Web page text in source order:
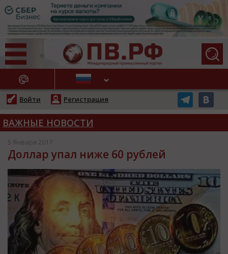
НОВОСТИ
Войти Регистрация
ВАЖНЫЕ НОВОСТИ
5 Января 2017
Доллар упал ниже 60 рублей